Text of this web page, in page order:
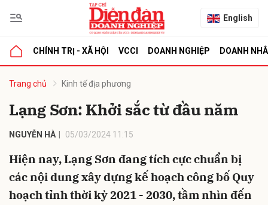
English
CHÍNH TRỊ - XÃ HỘI VCCI DOANH NGHIỆP DOANH
Trang chủ Kinh tế địa phương
Lạng Sơn: Khởi sắc từ đầu năm
NGUYỄN HÀ 05/03/2024 11:15
Hiện nay, Lạng Sơn đang tích cực chuẩn bị
các nội dung xây dựng kế hoạch công bố Quy
hoạch tỉnh thời kỳ 2021 - 2030, tầm nhìn đến
luận
Hủy